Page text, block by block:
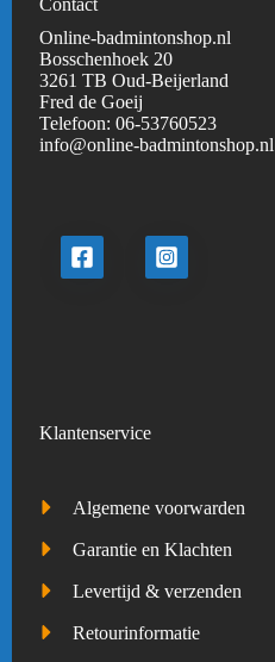
Contact
Online-badmintonshop.nl
Bosschenhoek 20
3261 TB Oud-Beijerland
Fred de Goeij
Telefoon:06-53760523
info@online-badmintonshop.nl
Klantenservice
Algemene voorwarden
Garantie en Klachten
Levertijd & verzenden
Retourinformatie